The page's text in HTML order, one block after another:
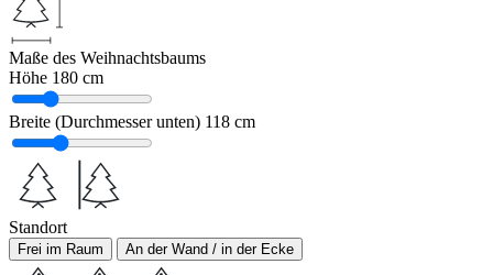
Maße des Weihnachtsbaums
Höhe 180 cm
Breite (Durchmesser unten) 118 cm
Standort
Frei im Raum An der Wand / in der Ecke